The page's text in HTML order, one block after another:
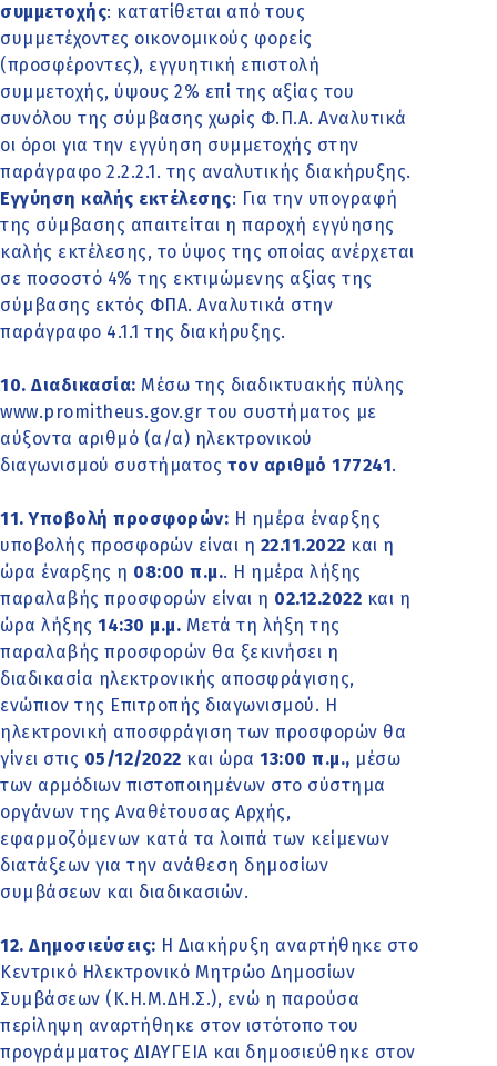
συμμετοχής: κατατίθεται από τους
συμμετέχοντες οικονομικούς φορείς
(προσφέροντες), εγγυητική επιστολή
συμμετοχής, ύψους 2% επί της αξίας του
συνόλου της σύμβασης χωρίς Φ.Π.Α. Αναλυτικά
οι όροι για την εγγύηση συμμετοχής στην
παράγραφο 2.2.2.1. της αναλυτικής διακήρυξης.
Εγγύηση καλής εκτέλεσης: Για την υπογραφή
της σύμβασης απαιτείται η παροχή εγγύησης
καλής εκτέλεσης, το ύψος της οποίας ανέρχεται
σε ποσοστό 4% της εκτιμώμενης αξίας της
σύμβασης εκτός ΦΠΑ. Αναλυτικά στην
παράγραφο 4.1.1 της διακήρυξης.
10. Διαδικασία: Μέσω της διαδικτυακής πύλης
www.promitheus.gov.gr του συστήματος με
αύξοντα αριθμό (α/α) ηλεκτρονικού
διαγωνισμού συστήματος τον αριθμό 177241.
11. Υποβολή προσφορών: Η ημέρα έναρξης
υποβολής προσφορών είναι η 22.11.2022 και η
ώρα έναρξης η 08:00 π.μ.. Η ημέρα λήξης
παραλαβής προσφορών είναι η 02.12.2022 και η
ώρα λήξης 14:30 μ.μ. Μετά τη λήξη της
παραλαβής προσφορών θα ξεκινήσει η
διαδικασία ηλεκτρονικής αποσφράγισης,
ενώπιον της Επιτροπής διαγωνισμού. Η
ηλεκτρονική αποσφράγιση των προσφορών θα
γίνει στις 05/12/2022 και ώρα 13:00 π.μ., μέσω
των αρμόδιων πιστοποιημένων στο σύστημα
οργάνων της Αναθέτουσας Αρχής,
εφαρμοζόμενων κατά τα λοιπά των κείμενων
διατάξεων για την ανάθεση δημοσίων
συμβάσεων και διαδικασιών.
12. Δημοσιεύσεις: Η Διακήρυξη αναρτήθηκε στο
Κεντρικό Ηλεκτρονικό Μητρώο Δημοσίων
Συμβάσεων (Κ.Η.Μ.ΔΗ.Σ.), ενώ η παρούσα
περίληψη αναρτήθηκε στον ιστότοπο του
προγράμματος ΔΙΑΥΓΕΙΑ και δημοσιεύθηκε στον